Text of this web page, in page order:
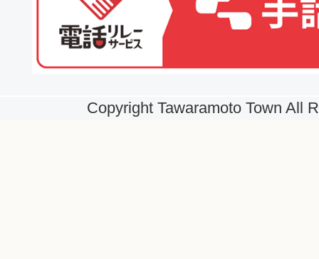
Copyright Tawaramoto Town All